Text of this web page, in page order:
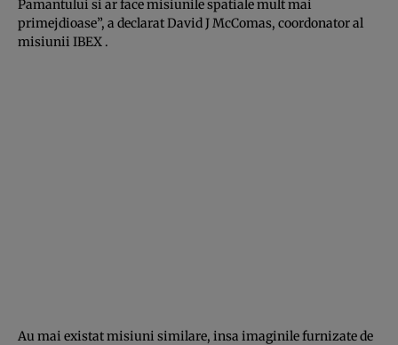
Pamantului si ar face misiunile spatiale mult mai
primejdioase”, a declarat David J McComas, coordonator al
misiunii IBEX .
Au mai existat misiuni similare, insa imaginile furnizate de